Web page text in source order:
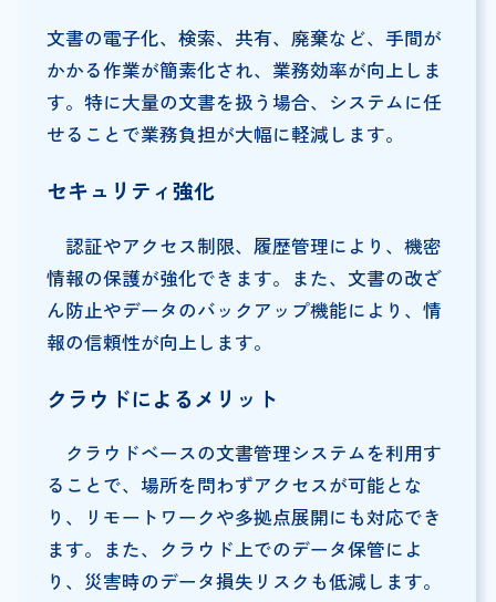
文書の電子化、検索、共有、廃棄など、手間が
かかる作業が簡素化され、業務効率が向上しま
す。特に大量の文書を扱う場合、システムに任
せることで業務負担が大幅に軽減します。
セキュリティ強化
認証やアクセス制限、履歴管理により、機密
情報の保護が強化できます。また、文書の改ざ
ん防止やデータのバックアップ機能により、情
報の信頼性が向上します。
クラウドによるメリット
クラウドベースの文書管理システムを利用す
ることで、場所を問わずアクセスが可能とな
り、リモートワークや多拠点展開にも対応でき
ます。また、クラウド上でのデータ保管によ
り、災害時のデータ損失リスクも低減します。